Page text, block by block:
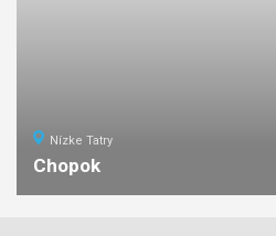
Nízke Tatry
Chopok